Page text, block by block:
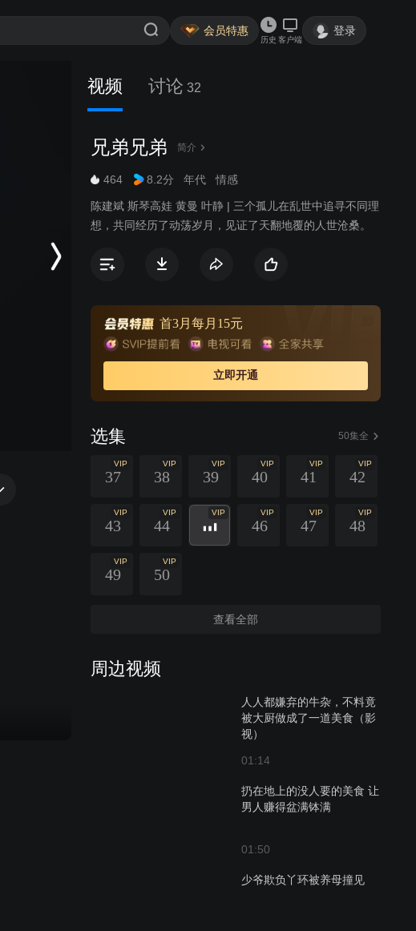
会员特惠
历史 客户端
登录
视频 讨论 32
兄弟兄弟 简介
464 8.2分 年代 情感
陈建斌 斯琴高娃 黄曼 叶静 | 三个孤儿在乱世中追寻不同理
想，共同经历了动荡岁月，见证了天翻地覆的人世沧桑。
首3月每月15元
立即开通
选集 50集全
VIP
37
VIP
38
VIP
39
VIP
40
VIP
41
VIP
42
VIP
43
VIP
44
VIP VIP
46
VIP
47
VIP
48
VIP
49
VIP
50
查看全部
周边视频
人人都嫌弃的牛杂，不料竟
被大厨做成了一道美食（影
视）
01:14
扔在地上的没人要的美食 让
男人赚得盆满钵满
01:50
少爷欺负丫环被养母撞见